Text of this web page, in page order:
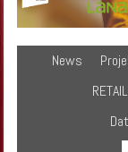
News
RETAIL